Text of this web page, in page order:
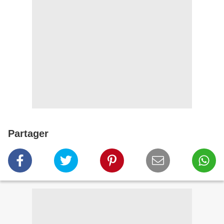
Partager